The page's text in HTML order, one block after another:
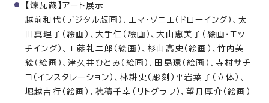
【煉瓦蔵】アート展示
越前和代（デジタル版画）、エマ・ソニエ（ドローイング）、太
田真理子（絵画）、大手仁（絵画）、大山恵美子（絵画・エッ
チイング）、工藤礼二郎（絵画）、杉山高史（絵画）、竹内美
絵（絵画）、津久井ひとみ（絵画）、田島環（絵画）、寺村サチ
コ（インスタレーション）、林耕史（彫刻）平岩葉子（立体）、
堀越吉行（絵画）、穂積千幸（リトグラフ）、望月厚介（絵画）